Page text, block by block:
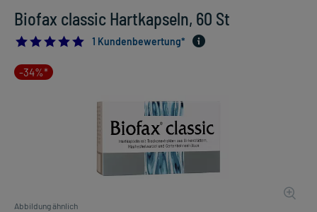
Biofax classic Hartkapseln, 60 St
5.01 Kundenbewertung*
-34%*
Abbildung ähnlich